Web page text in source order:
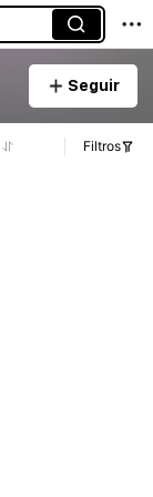
Seguir
Filtros